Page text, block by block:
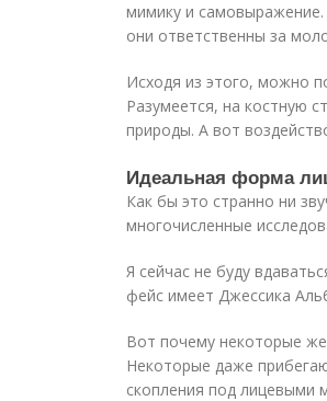
мимику и
они ответственны за
Исходя из этого, можно
Разумеется, на костную
природы. А вот
Идеальная форма
Как бы это странно ни
многочисленные
Я сейчас не буду
фейс имеет Джессика
Вот почему некоторые
Некоторые даже
скопления под